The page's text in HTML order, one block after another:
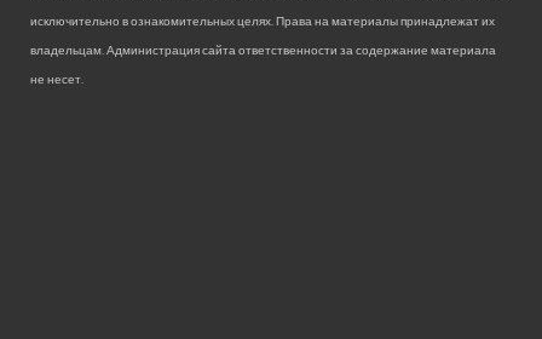
исключительно в ознакомительных целях. Права на материалы принадлежат их
владельцам. Администрация сайта ответственности за содержание материала
не несет.